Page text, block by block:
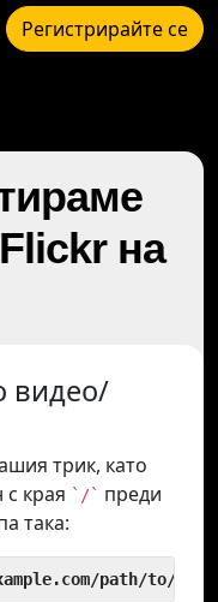
Регистрирайте се
на
видео/
трик, като
края `/` преди
така:
path/to/